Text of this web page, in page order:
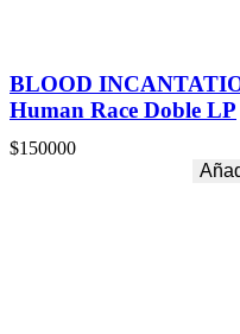
BLOOD
Human Race Doble LP
$150000